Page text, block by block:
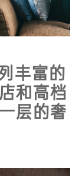
丰富的
和高档
层的奢